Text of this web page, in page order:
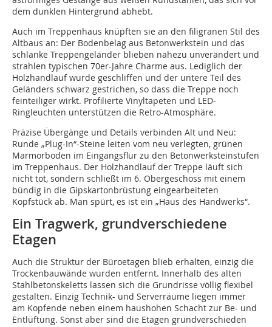
dem dunklen Hintergrund abhebt.
Auch im Treppenhaus knüpften sie an den filigranen Stil des
Altbaus an: Der Bodenbelag aus Betonwerkstein und das
schlanke Treppengeländer blieben nahezu unverändert und
strahlen typischen 70er-Jahre Charme aus. Lediglich der
Holzhandlauf wurde geschliffen und der untere Teil des
Geländers schwarz gestrichen, so dass die Treppe noch
feinteiliger wirkt. Profilierte Vinyltapeten und LED-
Ringleuchten unterstützen die Retro-Atmosphäre.
Präzise Übergänge und Details verbinden Alt und Neu:
Runde „Plug-In“-Steine leiten vom neu verlegten, grünen
Marmorboden im Eingangsflur zu den Betonwerksteinstufen
im Treppenhaus. Der Holzhandlauf der Treppe läuft sich
nicht tot, sondern schließt im 6. Obergeschoss mit einem
bündig in die Gipskartonbrüstung eingearbeiteten
Kopfstück ab. Man spürt, es ist ein „Haus des Handwerks“.
Ein Tragwerk, grundverschiedene
Etagen
Auch die Struktur der Büroetagen blieb erhalten, einzig die
Trockenbauwände wurden entfernt. Innerhalb des alten
Stahlbetonskeletts lassen sich die Grundrisse völlig flexibel
gestalten. Einzig Technik- und Serverräume liegen immer
am Kopfende neben einem haus­hohen Schacht zur Be- und
Entlüftung. Sonst aber sind die Etagen grundverschieden